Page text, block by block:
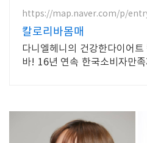
https://map.naver.com/p/
칼로리바몸매
다니엘헤니의 건강한다이어트
바! 16년 연속 한국소비자만